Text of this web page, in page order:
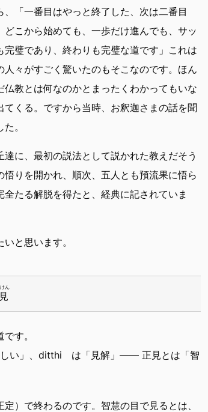
「一番目はやっと終了した、次は二番目
こから始めても、一歩だけ進んでも、サッ
璧であり、終わりも完璧な道です」これは
々がすごく驚いたのもそこなのです。ほん
教とは何なのかとまったくわかってもいな
くる。ですから当時、お釈迦さまの話を聞
。
に、最初の説法として説かれた教えだそう
りを開かれ、順次、五人とも預流果に悟ら
たる解脱を得たと、経典に記されていま
と思います。
ん
す。
しい」、ditthi は「見解」—— 正見とは「智
）で終わるのです。智慧の目で見るとは、